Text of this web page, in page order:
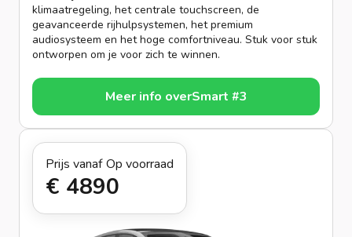
klimaatregeling, het centrale touchscreen, de
geavanceerde rijhulpsystemen, het premium
audiosysteem en het hoge comfortniveau. Stuk voor stuk
ontworpen om je voor zich te winnen.
Meer info overSmart #3
Prijs vanaf
€ 489
Op voorraad
0